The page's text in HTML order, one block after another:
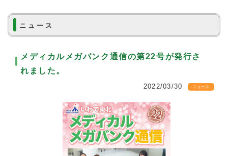
ニュース
メディカルメガバンク通信の第22号が発行さ
れました。
2022/03/30 ニュース